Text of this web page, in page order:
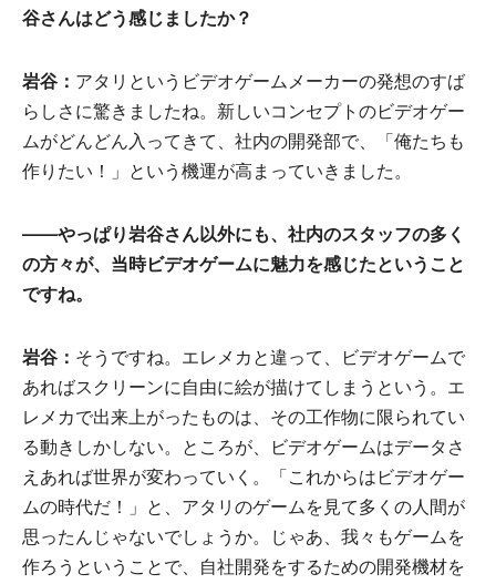
谷さんはどう感じましたか？
岩谷： アタリというビデオゲームメーカーの発想のすば
らしさに驚きましたね。新しいコンセプトのビデオゲー
ムがどんどん入ってきて、社内の開発部で、「俺たちも
作りたい！」という機運が高まっていきました。
――やっぱり岩谷さん以外にも、社内のスタッフの多く
の方々が、当時ビデオゲームに魅力を感じたということ
ですね。
岩谷： そうですね。エレメカと違って、ビデオゲームで
あればスクリーンに自由に絵が描けてしまうという。エ
レメカで出来上がったものは、その工作物に限られてい
る動きしかしない。ところが、ビデオゲームはデータさ
えあれば世界が変わっていく。「これからはビデオゲー
ムの時代だ！」と、アタリのゲームを見て多くの人間が
思ったんじゃないでしょうか。じゃあ、我々もゲームを
作ろうということで、自社開発をするための開発機材を